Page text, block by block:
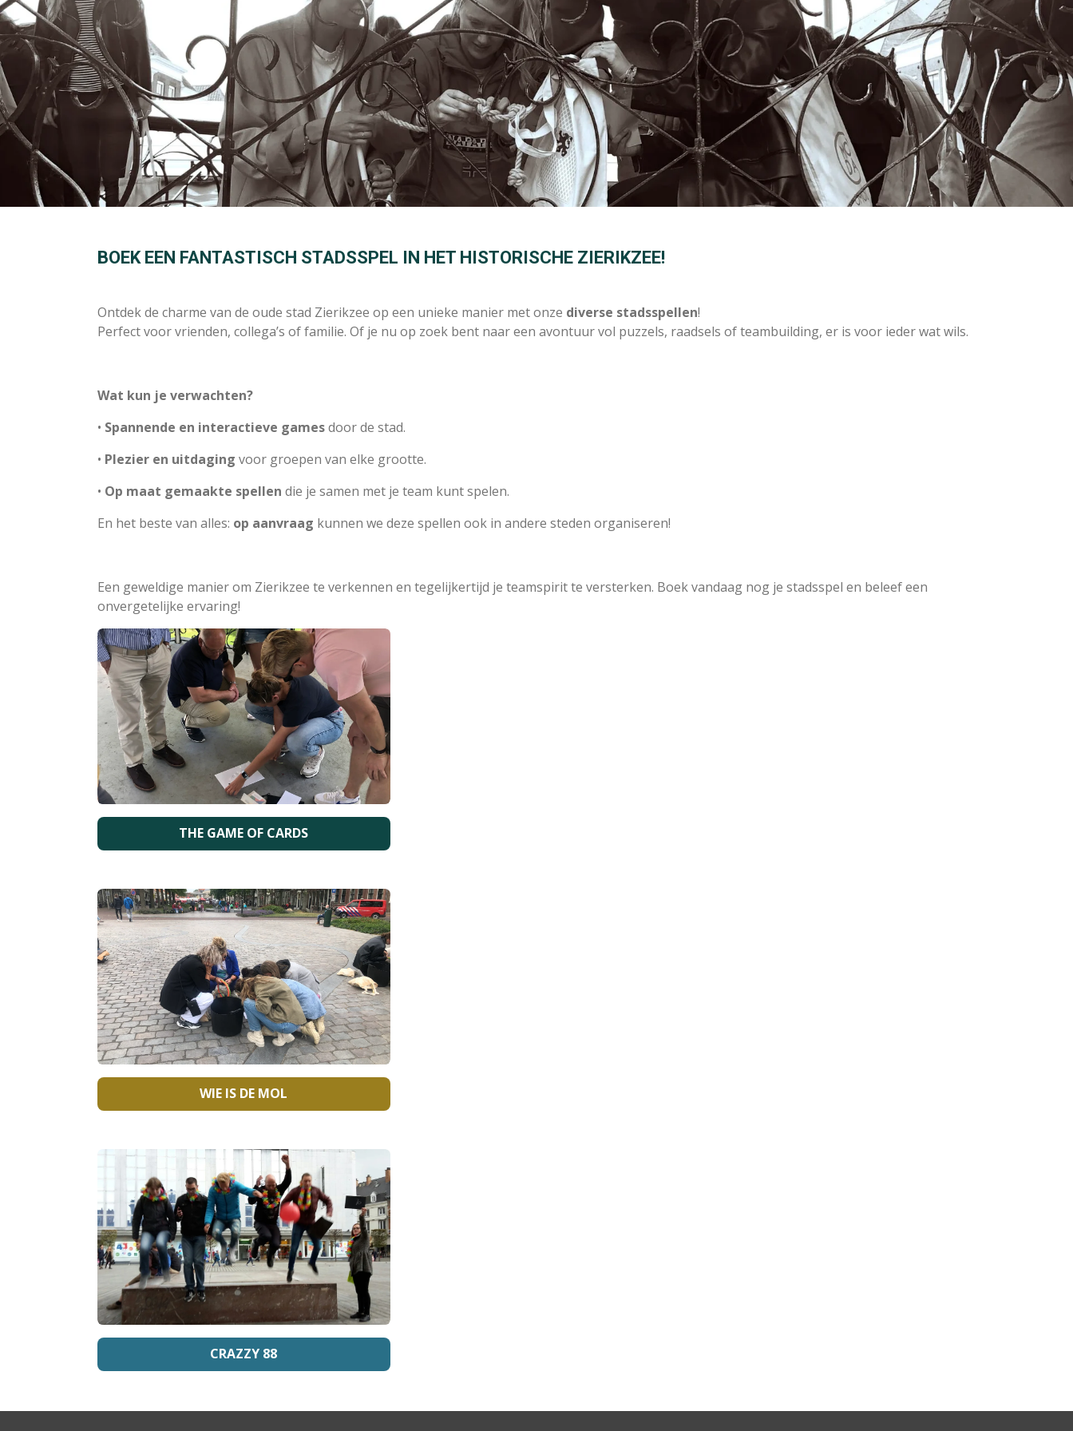
BOEK EEN FANTASTISCH STADSSPEL IN HET HISTORISCHE ZIERIKZEE!
Ontdek de charme van de oude stad Zierikzee op een unieke manier met onze diverse stadsspellen!
Perfect voor vrienden, collega’s of familie. Of je nu op zoek bent naar een avontuur vol puzzels, raadsels of teambuilding, er is voor ieder wat wils.
Wat kun je verwachten?
• Spannende en interactieve gamesdoor de stad.
• Plezier en uitdaging voor groepen van elke grootte.
• Op maat gemaakte spellen die je samen met je team kunt spelen.
En het beste van alles: op aanvraag kunnen we deze spellen ook in andere steden organiseren!
Een geweldige manier om Zierikzee te verkennen en tegelijkertijd je teamspirit te versterken. Boek vandaag nog je stadsspel en beleef een
onvergetelijke ervaring!
THE GAME OF CARDS
WIE IS DE MOL
CRAZZY 88